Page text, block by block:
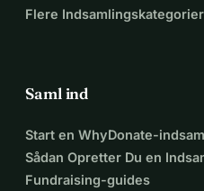
Flere Indsamlingskategorier
Saml ind
Start en WhyDonate-
Sådan Opretter Du en
Fundraising-guides